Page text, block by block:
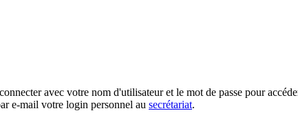
avec votre nom d'utilisateur et le mot de passe pour
e-mail votre login personnel au secrétariat.